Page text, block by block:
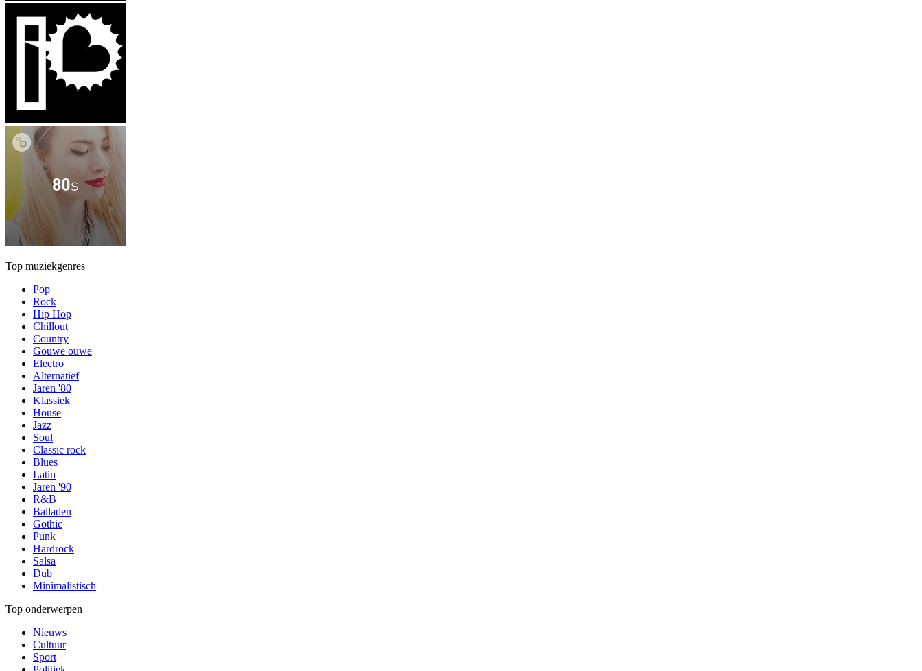
Top muziekgenres
Pop
Rock
Hip Hop
Chillout
Country
Gouwe ouwe
Electro
Alternatief
Jaren '80
Klassiek
House
Jazz
Soul
Classic rock
Blues
Latin
Jaren '90
R&B
Balladen
Gothic
Punk
Hardrock
Salsa
Dub
Minimalistisch
Top onderwerpen
Nieuws
Cultuur
Sport